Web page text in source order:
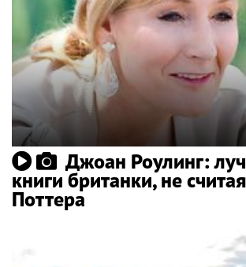
Джоан Роулинг:
книги британки, не
Поттера